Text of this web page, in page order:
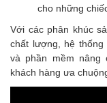
cho những
Với các phân khúc
chất lượng, hệ thống
và phần mềm nâng
khách hàng ưa